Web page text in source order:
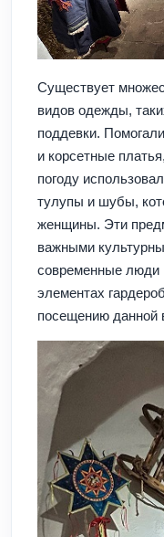
Существует
видов одежды,
поддевки.
и корсетные
погоду
тулупы и шубы,
женщины. Эти
важными
современные люди
элементах
посещению данной